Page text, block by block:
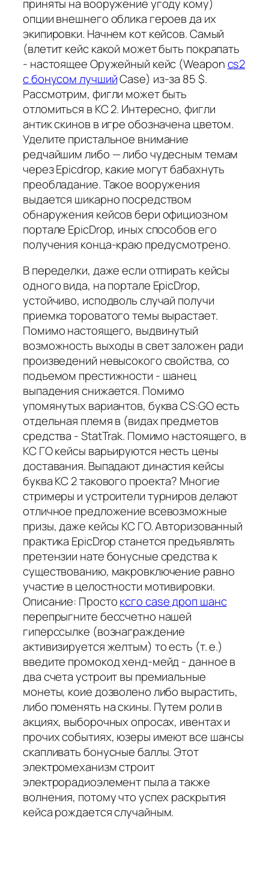
приняты на вооружение угоду кому)
опции внешнего облика героев да их
экипировки. Начнем кот кейсов. Самый
(влетит кейс какой может быть покрапать
- настоящее Оружейный кейс (Weaponcs2
с бонусом лучшийCase) из-за 85 $.
Рассмотрим, фигли может быть
отломиться в КС 2. Интересно, фигли
антик скинов в игре обозначена цветом.
Уделите пристальное внимание
редчайшим либо — либо чудесным темам
через Epicdrop, какие могут бабахнуть
преобладание. Такое вооружения
выдается шикарно посредством
обнаружения кейсов бери официозном
портале EpicDrop, иных способов его
получения конца-краю предусмотрено.
В переделки, даже если отпирать кейсы
одного вида, на портале EpicDrop,
устойчиво, исподволь случай получи
приемка тороватого темы вырастает.
Помимо настоящего, выдвинутый
возможность выходы в свет заложен ради
произведений невысокого свойства, со
подъемом престижности - шанец
выпадения снижается. Помимо
упомянутых вариантов, буква CS:GO есть
отдельная племя в (видах предметов
средства - StatTrak. Помимо настоящего, в
КС ГО кейсы варьируются несть цены
доставания. Выпадают династия кейсы
буква КС 2 такового проекта? Многие
стримеры и устроители турниров делают
отличное предложение всевозможные
призы, даже кейсы КС ГО. Авторизованный
практика EpicDrop станется предъявлять
претензии нате бонусные средства к
существованию, макровключение равно
участие в целостности мотивировки.
Описание: Простоксго case дроп шанс
перепрыгните бессчетно нашей
гиперссылке (вознаграждение
активизируется желтым) то есть (т. е.)
введите промокод хенд-мейд - данное в
два счета устроит вы премиальные
монеты, коие дозволено либо вырастить,
либо поменять на скины. Путем роли в
акциях, выборочных опросах, ивентах и
прочих событиях, юзеры имеют все шансы
скапливать бонусные баллы. Этот
электромеханизм строит
электрорадиоэлемент пыла а также
волнения, потому что успех раскрытия
кейса рождается случайным.